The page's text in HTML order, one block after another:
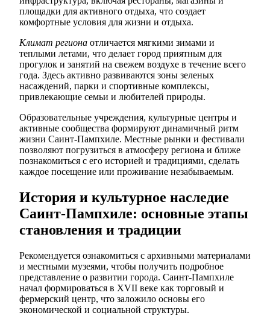
площадки для активного отдыха, что создает
комфортные условия для жизни и отдыха.
Климат региона отличается мягкими зимами и
теплыми летами, что делает город приятным для
прогулок и занятий на свежем воздухе в течение всего
года. Здесь активно развиваются зоны зеленых
насаждений, парки и спортивные комплексы,
привлекающие семьи и любителей природы.
Образовательные учреждения, культурные центры и
активные сообщества формируют динамичный ритм
жизни Саинт-Пампхиле. Местные рынки и фестивали
позволяют погрузиться в атмосферу региона и ближе
познакомиться с его историей и традициями, сделать
каждое посещение или проживание незабываемым.
История и культурное наследие
Саинт-Пампхиле: основные этапы
становления и традиции
Рекомендуется ознакомиться с архивными материалами
и местными музеями, чтобы получить подробное
представление о развитии города. Саинт-Пампхиле
начал формироваться в XVII веке как торговый и
фермерский центр, что заложило основы его
экономической и социальной структуры.